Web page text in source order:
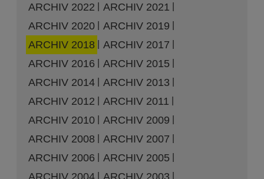
ARCHIV 2022
ARCHIV 2021
ARCHIV 2020
ARCHIV 2019
ARCHIV 2018
ARCHIV 2017
ARCHIV 2016
ARCHIV 2015
ARCHIV 2014
ARCHIV 2013
ARCHIV 2012
ARCHIV 2011
ARCHIV 2010
ARCHIV 2009
ARCHIV 2008
ARCHIV 2007
ARCHIV 2006
ARCHIV 2005
ARCHIV 2004
ARCHIV 2003